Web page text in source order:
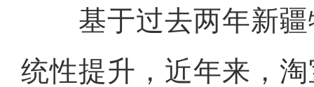
基于过去两年新疆
统性提升，近年来，